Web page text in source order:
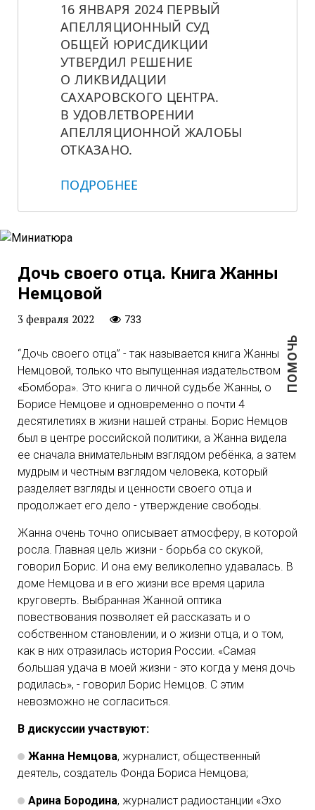
ПОМОЧЬ
16 ЯНВАРЯ 2024 ПЕРВЫЙ
АПЕЛЛЯЦИОННЫЙ СУД
ОБЩЕЙ ЮРИСДИКЦИИ
УТВЕРДИЛ РЕШЕНИЕ
О ЛИКВИДАЦИИ
САХАРОВСКОГО ЦЕНТРА.
В УДОВЛЕТВОРЕНИИ
АПЕЛЛЯЦИОННОЙ ЖАЛОБЫ
ОТКАЗАНО.
ПОДРОБНЕЕ
Дочь своего отца. Книга Жанны
Немцовой
3 февраля 2022 733
“Дочь своего отца” - так называется книга Жанны
Немцовой, только что выпущенная издательством
«Бомбора». Это книга о личной судьбе Жанны, о
Борисе Немцове и одновременно о почти 4
десятилетиях в жизни нашей страны. Борис Немцов
был в центре российской политики, а Жанна видела
ее сначала внимательным взглядом ребёнка, а затем
мудрым и честным взглядом человека, который
разделяет взгляды и ценности своего отца и
продолжает его дело - утверждение свободы.
Жанна очень точно описывает атмосферу, в которой
росла. Главная цель жизни - борьба со скукой,
говорил Борис. И она ему великолепно удавалась. В
доме Немцова и в его жизни все время царила
круговерть. Выбранная Жанной оптика
повествования позволяет ей рассказать и о
собственном становлении, и о жизни отца, и о том,
как в них отразилась история России. «Самая
большая удача в моей жизни - это когда у меня дочь
родилась», - говорил Борис Немцов. С этим
невозможно не согласиться.
В дискуссии участвуют:
Жанна Немцова, журналист, общественный
деятель, создатель Фонда Бориса Немцова;
Арина Бородина, журналист радиостанции «Эхо